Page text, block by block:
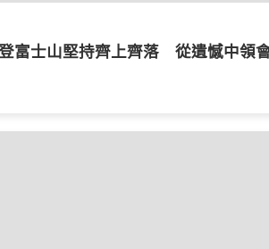
富士山堅持齊上齊落 從遺憾中領